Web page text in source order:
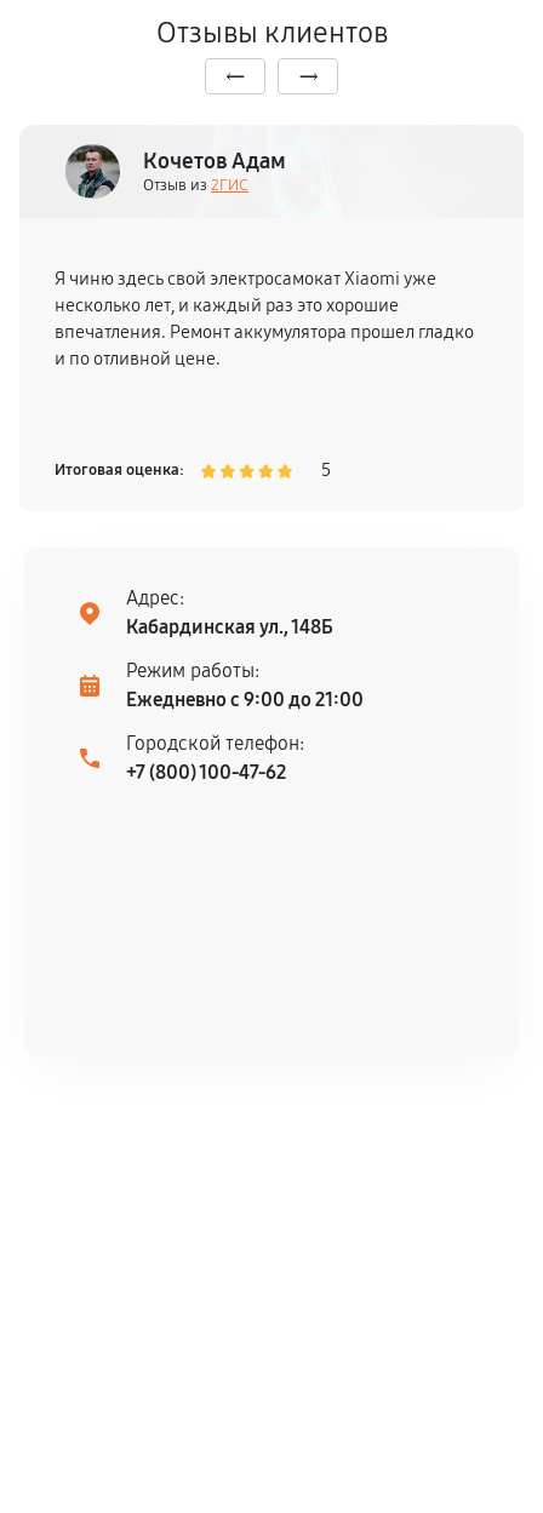
Отзывы клиентов
Кочетов Адам
Отзыв из 2ГИС
Я чиню здесь свой электросамокат Xiaomi уже
несколько лет, и каждый раз это хорошие
впечатления. Ремонт аккумулятора прошел гладко
и по отливной цене.
Итоговая оценка: 5
Адрес:
Кабардинская ул., 148Б
Режим работы:
Ежедневно с 9:00 до 21:00
Городской телефон:
+7 (800) 100-47-62